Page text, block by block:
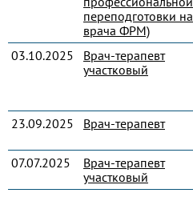
переподготовки на
врача ФРМ)
03.10.2025
Врач-терапевт
участковый
23.09.2025
Врач-терапевт
07.07.2025
Врач-терапевт
участковый